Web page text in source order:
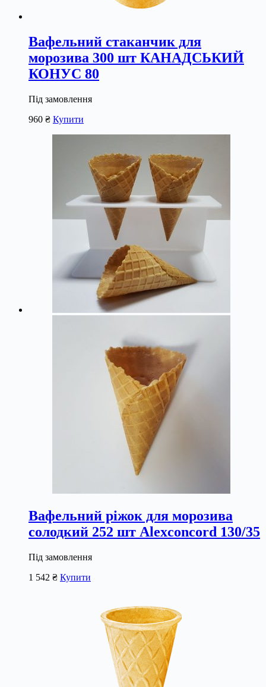
Вафельний стаканчик для
морозива 300 шт КАНАДСЬКИЙ
КОНУС 80
Під замовлення
960 ₴ Купити
Вафельний ріжок для морозива
солодкий 252 шт Alexconcord 130/35
Під замовлення
1 542 ₴ Купити